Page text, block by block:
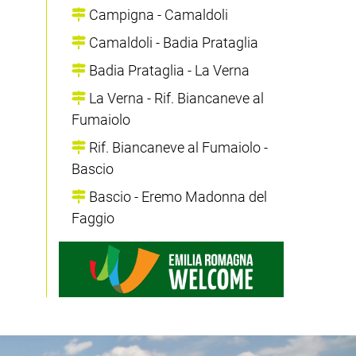
Campigna - Camaldoli
Camaldoli - Badia Prataglia
Badia Prataglia - La Verna
La Verna - Rif. Biancaneve al
Fumaiolo
Rif. Biancaneve al Fumaiolo -
Bascio
Bascio - Eremo Madonna del
Faggio